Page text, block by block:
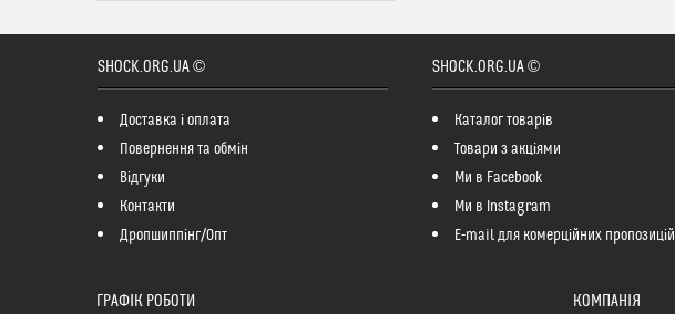
SHOCK.ORG.UA ©
Доставка і оплата
Повернення та обмін
Відгуки
Контакти
Дропшиппінг/Опт
SHOCK.ORG.UA ©
Каталог товарів
Товари з акціями
Ми в Facebook
Ми в Instagram
E-mail для комерційних пропозицій
ГРАФІК РОБОТИ